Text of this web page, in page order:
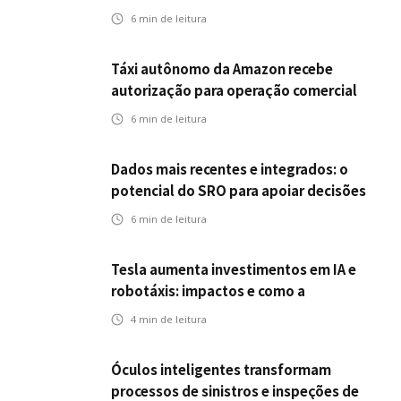
desafios da inteligência artificial
6 min de leitura
Táxi autônomo da Amazon recebe
autorização para operação comercial
nos EUA: como a circulação desses
6 min de leitura
Dados mais recentes e integrados: o
potencial do SRO para apoiar decisões
nas seguradoras
6 min de leitura
Tesla aumenta investimentos em IA e
robotáxis: impactos e como a
mobilidade autônoma transforma o
4 min de leitura
Óculos inteligentes transformam
processos de sinistros e inspeções de